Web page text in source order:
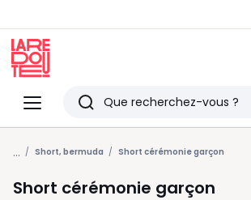
Menu
Redoute
Rechercher
Derniers
articles
vus
... Short, bermuda Short cérémonie garçon
Short cérémonie garçon